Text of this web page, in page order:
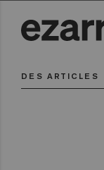
DES ARTICLES